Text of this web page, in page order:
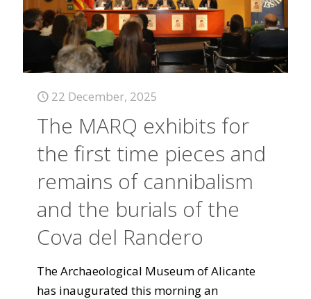
22 December, 2025
The MARQ exhibits for
the first time pieces and
remains of cannibalism
and the burials of the
Cova del Randero
The Archaeological Museum of Alicante
has inaugurated this morning an